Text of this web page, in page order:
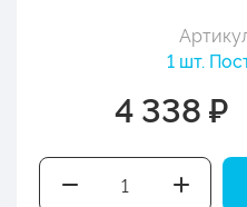
1 шт.
4 338 ₽